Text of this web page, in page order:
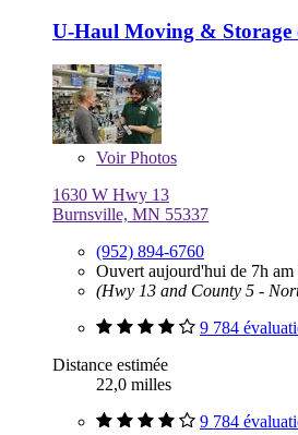
U-Haul Moving & Storage
VoirPhotos
1630 W Hwy 13
Burnsville, MN 55337
(952) 894-6760
Ouvert aujourd'hui de 7h am
(Hwy 13 and County 5 -
9 784
Distance estimée
22,0 milles
9 784